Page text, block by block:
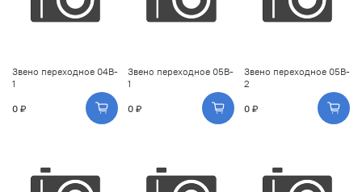
Звено переходное 04B-
1
0 ₽
Звено переходное 05B-
1
0 ₽
Звено переходное 05B-
2
0 ₽